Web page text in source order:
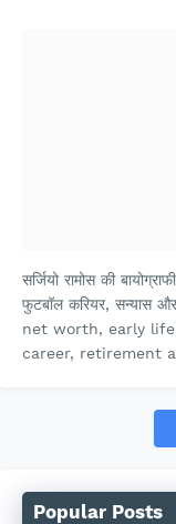
सर्जियो रामोस की
फुटबॉल करियर, सन्यास
net worth, early
career, retirement
Popular Posts